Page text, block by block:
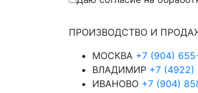
ПРОИЗВОДСТВО И
МОСКВА +7 (904)
ВЛАДИМИР +7 (4922)
ИВАНОВО +7 (904)